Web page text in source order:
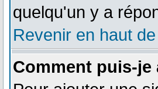
quelqu'un y a
Revenir en haut
Comment puis-je